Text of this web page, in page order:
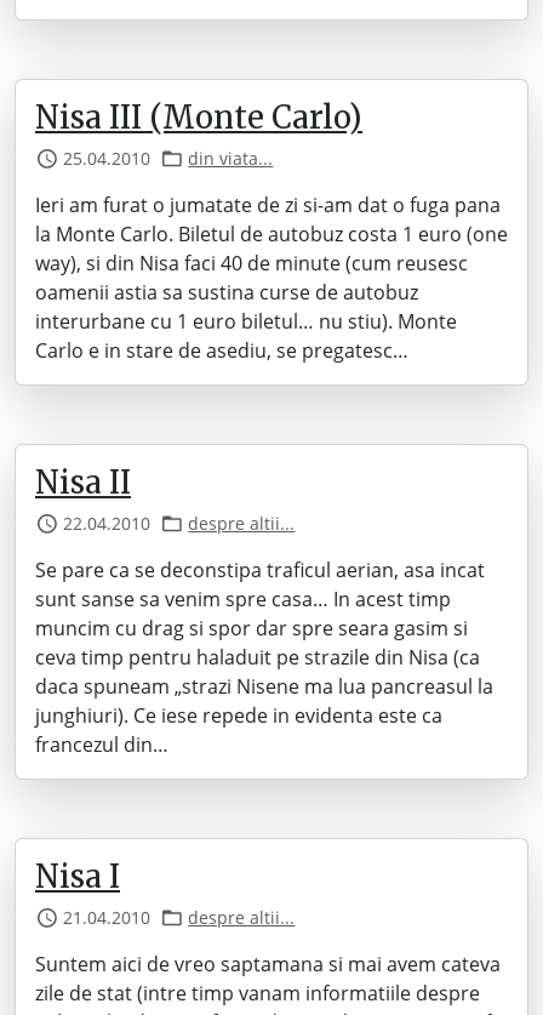
Nisa III (Monte Carlo)
25.04.2010 din viata...
Ieri am furat o jumatate de zi si-am dat o fuga pana
la Monte Carlo. Biletul de autobuz costa 1 euro (one
way), si din Nisa faci 40 de minute (cum reusesc
oamenii astia sa sustina curse de autobuz
interurbane cu 1 euro biletul… nu stiu). Monte
Carlo e in stare de asediu, se pregatesc…
Nisa II
22.04.2010 despre altii...
Se pare ca se deconstipa traficul aerian, asa incat
sunt sanse sa venim spre casa… In acest timp
muncim cu drag si spor dar spre seara gasim si
ceva timp pentru haladuit pe strazile din Nisa (ca
daca spuneam „strazi Nisene ma lua pancreasul la
junghiuri). Ce iese repede in evidenta este ca
francezul din…
Nisa I
21.04.2010 despre altii...
Suntem aici de vreo saptamana si mai avem cateva
zile de stat (intre timp vanam informatiile despre